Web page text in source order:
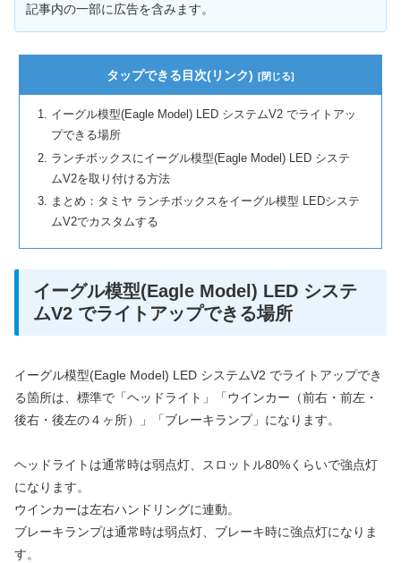
記事内の一部に広告を含みます。
タップできる目次(リンク)
イーグル模型(Eagle Model) LED システムV2 でライトアッ
プできる場所
ランチボックスにイーグル模型(Eagle Model) LED システ
ムV2を取り付ける方法
まとめ：タミヤ ランチボックスをイーグル模型 LEDシステ
ムV2でカスタムする
イーグル模型(Eagle Model) LED システ
ムV2 でライトアップできる場所
イーグル模型(Eagle Model) LED システムV2 でライトアップでき
る箇所は、標準で「ヘッドライト」「ウインカー（前右・前左・
後右・後左の４ヶ所）」「ブレーキランプ」になります。
ヘッドライトは通常時は弱点灯、スロットル80%くらいで強点灯
になります。
ウインカーは左右ハンドリングに連動。
ブレーキランプは通常時は弱点灯、ブレーキ時に強点灯になりま
す。